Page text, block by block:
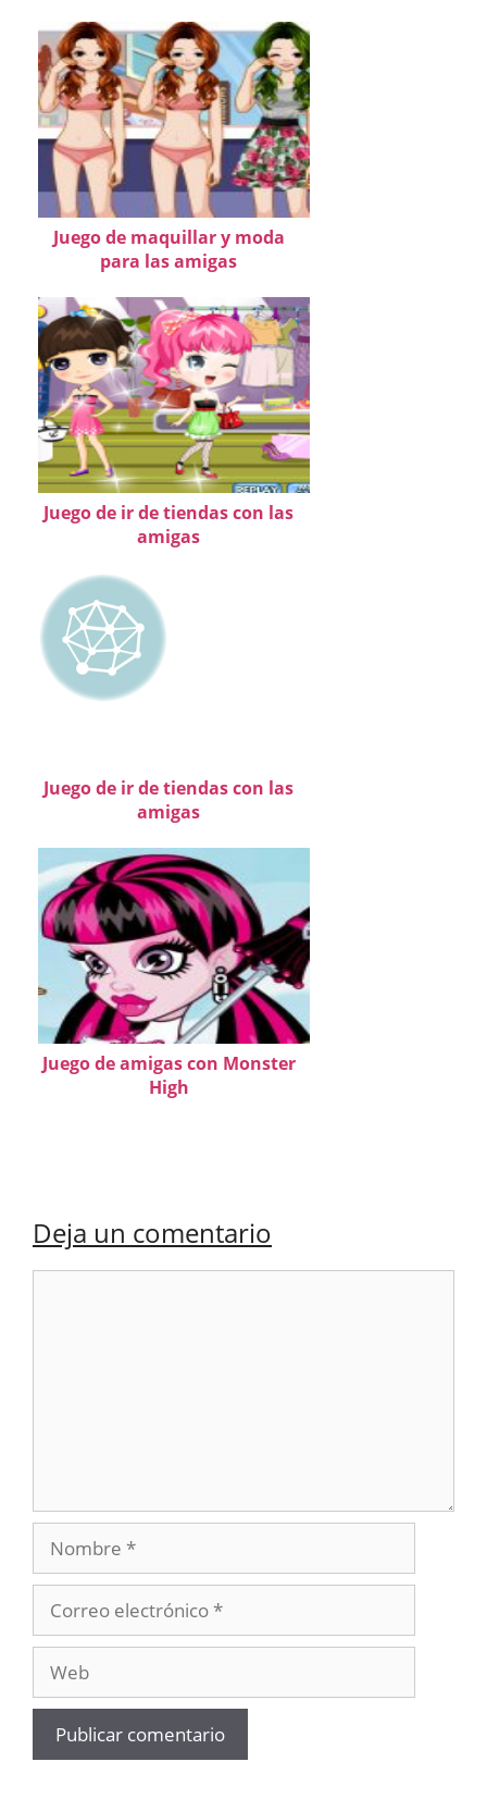
Juego de maquillar y moda
para las amigas
Juego de ir de tiendas con las
amigas
Juego de ir de tiendas con las
amigas
Juego de amigas con Monster
High
Deja un comentario
Nombre
electrónico